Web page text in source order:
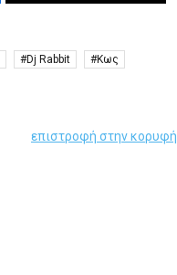
Dj Rabbit
Κως
επιστροφή στην κορυφή